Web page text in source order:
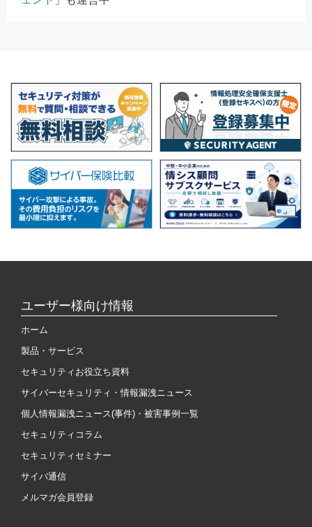
ユーザー様向け情報
ホーム
製品・サービス
セキュリティお役立ち資料
サイバーセキュリティ・情報漏洩ニュース
個人情報漏洩ニュース(事件)・被害事例一覧
セキュリティコラム
セキュリティセミナー
サイバ通信
メルマガ会員登録